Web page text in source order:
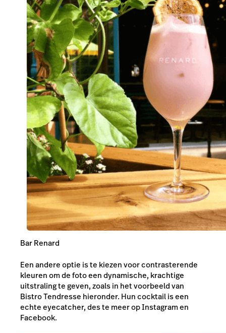
Bar Renard
Een andere optie is te kiezen voor contrasterende
kleuren om de foto een dynamische, krachtige
uitstraling te geven, zoals in het voorbeeld van
Bistro Tendresse hieronder. Hun cocktail is een
echte eyecatcher, des te meer op Instagram en
Facebook.